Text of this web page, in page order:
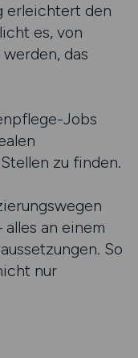
erleichtert den
es, von
das
Jobs
zu finden.
an einem
So
nur